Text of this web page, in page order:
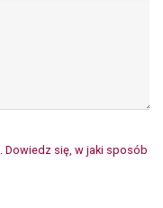
Dowiedz się, w jaki sposób